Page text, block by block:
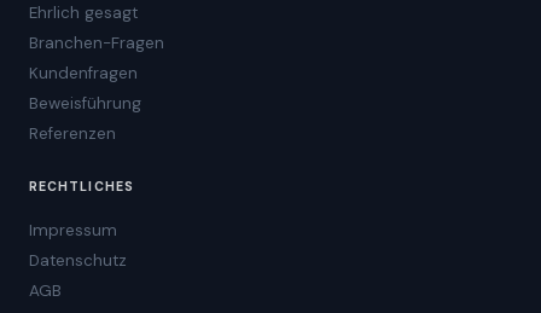
Ehrlich gesagt
Branchen-Fragen
Kundenfragen
Beweisführung
Referenzen
RECHTLICHES
Impressum
Datenschutz
AGB